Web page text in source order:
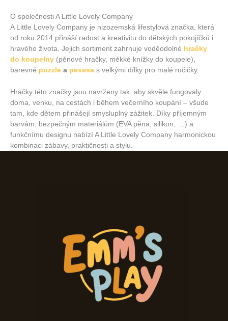
O společnosti A Little Lovely Company
A Little Lovely Company je nizozemská lifestylová značka, která
od roku 2014 přináší radost a kreativitu do dětských pokojíčků i
hravého života. Jejich sortiment zahrnuje voděodolné hračky
do koupelny (pěnové hračky, měkké knížky do koupele),
barevné puzzle a pexesa s velkými dílky pro malé ručičky.
Hračky této značky jsou navrženy tak, aby skvěle fungovaly
doma, venku, na cestách i během večerního koupání – všude
tam, kde dětem přinášejí smysluplný zážitek. Díky příjemným
barvám, bezpečným materiálům (EVA pěna, silikon, …) a
funkčnímu designu nabízí A Little Lovely Company harmonickou
kombinaci zábavy, praktičnosti a stylu.